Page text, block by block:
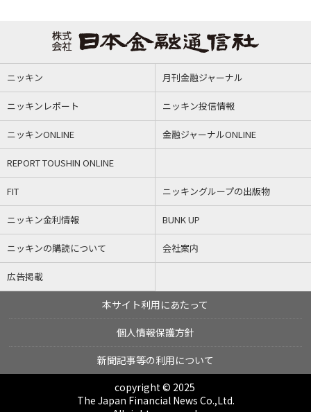
ニッキン 月刊金融ジャーナル
ニッキンレポート ニッキン投信情報
ニッキンONLINE 金融ジャーナルONLINE
REPORT TOUSHIN ONLINE
FIT ニッキングループの出版物
ニッキン金利情報 BUNK UP
ニッキンの購読について 会社案内
広告掲載
本サイト利用にあたって
個人情報保護方針
新聞記事等の利用について
copyright © 2025
The Japan Financial News Co.,Ltd.